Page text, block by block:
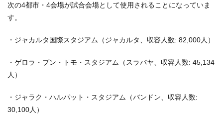
次の4都市・4会場が試合会場として使用されることになっていま
す。
・ジャカルタ国際スタジアム（ジャカルタ、収容人数: 82,000人）
・ゲロラ・ブン・トモ・スタジアム（スラバヤ、収容人数: 45,134
人）
・ジャラク・ハルパット・スタジアム（バンドン、収容人数:
30,100人）